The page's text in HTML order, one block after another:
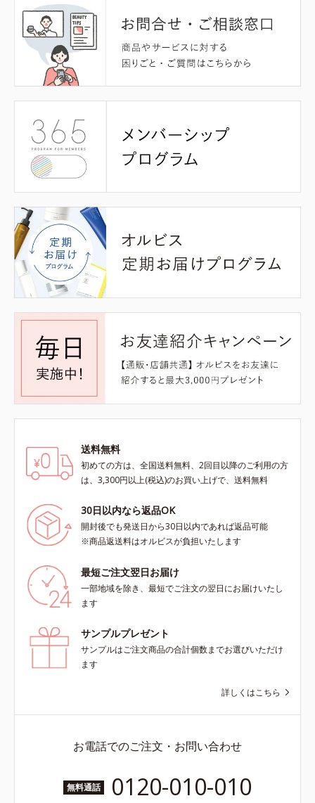
送料無料
初めての方は、全国送料無料、2回目以降のご利用の方
は、3,300円以上(税込)のお買い上げで、送料無料
30日以内なら返品OK
開封後でも発送日から30日以内であれば返品可能
※商品返送料はオルビスが負担いたします
最短ご注文翌日お届け
一部地域を除き、最短でご注文の翌日にお届けいたし
ます
サンプルプレゼント
サンプルはご注文商品の合計個数までお選びいただけ
ます
詳しくはこちら
お電話でのご注文・お問い合わせ
無料通話 0120-010-010